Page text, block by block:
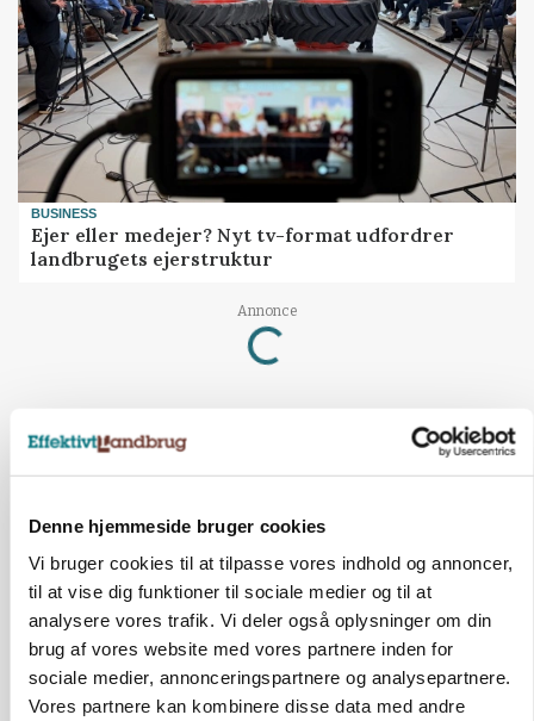
Denne hjemmeside bruger cookies
Vi bruger cookies til at tilpasse vores indhold og annoncer,
til at vise dig funktioner til sociale medier og til at
analysere vores trafik. Vi deler også oplysninger om din
brug af vores website med vores partnere inden for
sociale medier, annonceringspartnere og analysepartnere.
Vores partnere kan kombinere disse data med andre
BUSINESS
Ejer eller medejer? Nyt tv-format udfordrer
landbrugets ejerstruktur
Annonce
Loading...
MARKED